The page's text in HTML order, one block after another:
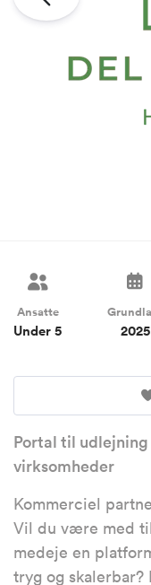
Ansatte
Under 5 2025
Portal til
virksomheder
Kommerciel
Vil du være med
medeje en
tryg og